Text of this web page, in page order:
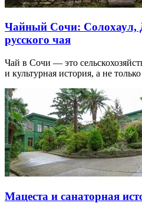
Чайный Сочи: Солохаул,
русского чая
Чай в Сочи — это
и культурная история, а не
Мацеста и санаторная